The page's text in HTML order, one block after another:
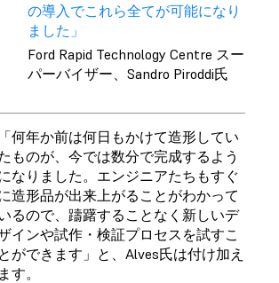
の導入でこれら全てが可能になり
ました」
Ford Rapid Technology Centre スー
パーバイザー、Sandro Piroddi氏
「何年か前は何日もかけて造形してい
ものが、今では数分で完成するよう
なりました。エンジニアたちもすぐ
造形品が出来上がることがわかって
るので、躊躇することなく新しいデ
インや試作・検証プロセスを試すこ
とができます」と、Alves氏は付け加え
ます。